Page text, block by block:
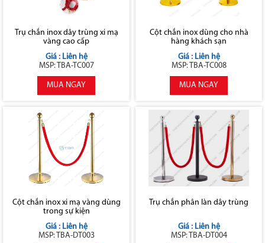
Trụ chắn inox dây trùng xi mạ
vàng cao cấp
Giá : Liên hệ
MSP: TBA-TC007
MUA NGAY
Cột chắn inox dùng cho nhà
hàng khách sạn
Giá : Liên hệ
MSP: TBA-TC008
MUA NGAY
Cột chắn inox xi mạ vàng dùng
trong sự kiện
Giá : Liên hệ
MSP: TBA-DT003
Trụ chắn phân làn dây trùng
Giá : Liên hệ
MSP: TBA-DT004